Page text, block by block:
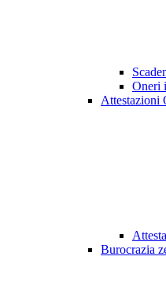
Oneri
Attestazioni
Burocrazia